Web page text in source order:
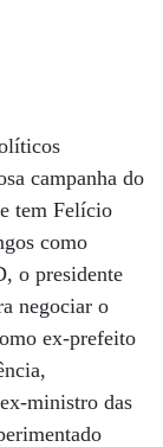
campanha do
tem Felício
como
o presidente
negociar o
ex-prefeito
ministro das